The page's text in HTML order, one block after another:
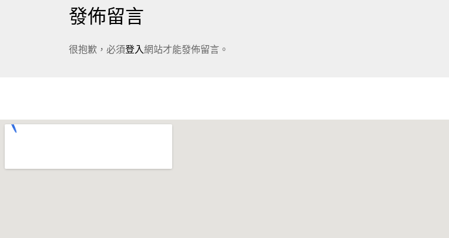
發佈留言
很抱歉，必須登入網站才能發佈留言。